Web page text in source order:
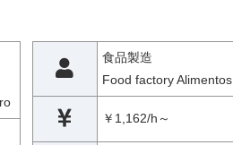
食品製造
Food factory Alimentos
￥1,162/h～